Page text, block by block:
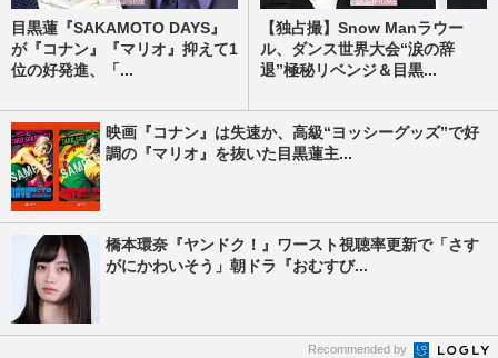
目黒蓮『SAKAMOTO DAYS』
が『コナン』『マリオ』抑えて1
位の好発進、「...
【独占撮】Snow Manラウー
ル、ダンス世界大会“涙の辞
退”極秘リベンジ＆目黒...
映画『コナン』は失速か、高級“ヨッシーグッズ”で好
調の『マリオ』を抜いた目黒蓮主...
橋本環奈『ヤンドク！』ワースト視聴率更新で「さす
がにかわいそう」朝ドラ『おむすび...
Recommended by